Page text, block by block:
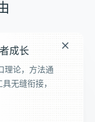
成长
理论，方法通
无缝衔接，